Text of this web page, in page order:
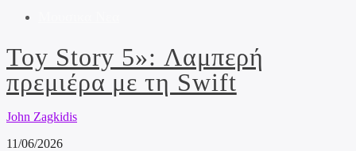
Toy Story 5»: Λαμπερή
πρεμιέρα με τη Swift
John Zagkidis
11/06/2026